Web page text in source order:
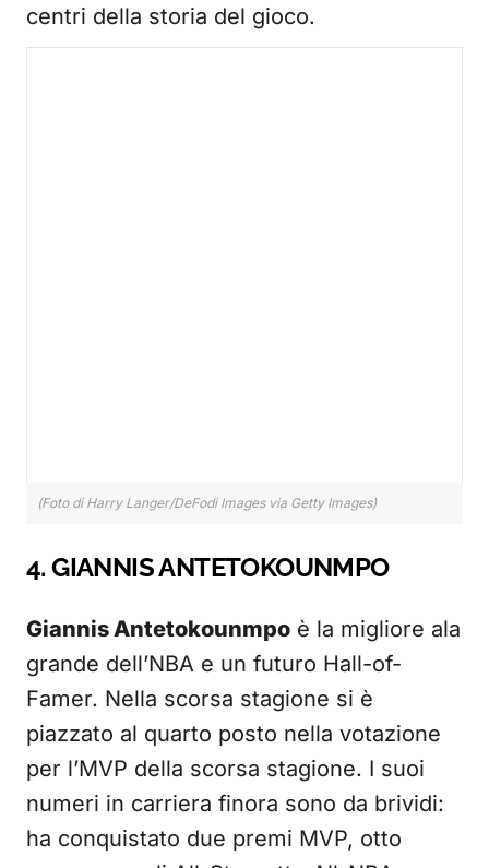
centri della storia del gioco.
(Foto di Harry Langer/DeFodi Images via Getty Images)
4. GIANNIS ANTETOKOUNMPO
Giannis Antetokounmpo è la migliore ala
grande dell’NBA e un futuro Hall-of-
Famer. Nella scorsa stagione si è
piazzato al quarto posto nella votazione
per l’MVP della scorsa stagione. I suoi
numeri in carriera finora sono da brividi:
ha conquistato due premi MVP, otto